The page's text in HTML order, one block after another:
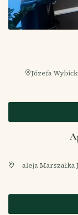
Józefa
aleja Marszałka